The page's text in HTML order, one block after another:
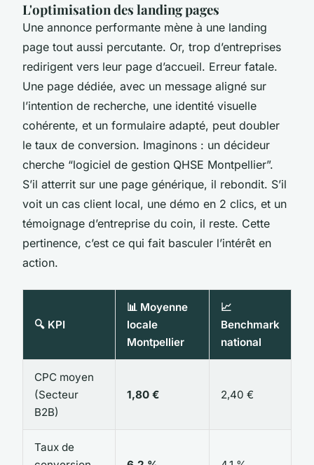
L'optimisation des landing pages
Une annonce performante mène à une landing
page tout aussi percutante. Or, trop d’entreprises
redirigent vers leur page d’accueil. Erreur fatale.
Une page dédiée, avec un message aligné sur
l’intention de recherche, une identité visuelle
cohérente, et un formulaire adapté, peut doubler
le taux de conversion. Imaginons : un décideur
cherche “logiciel de gestion QHSE Montpellier”.
S’il atterrit sur une page générique, il rebondit. S’il
voit un cas client local, une démo en 2 clics, et un
témoignage d’entreprise du coin, il reste. Cette
pertinence, c’est ce qui fait basculer l’intérêt en
action.
🔍 KPI
📊 Moyenne
locale
Montpellier
📈
Benchmark
national
CPC moyen
(Secteur
B2B)
1,80 € 2,40 €
Taux de